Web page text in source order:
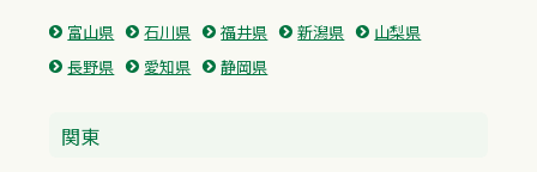
富山県 石川県 福井県 新潟県
山梨県
長野県
愛知県 静岡県
関東